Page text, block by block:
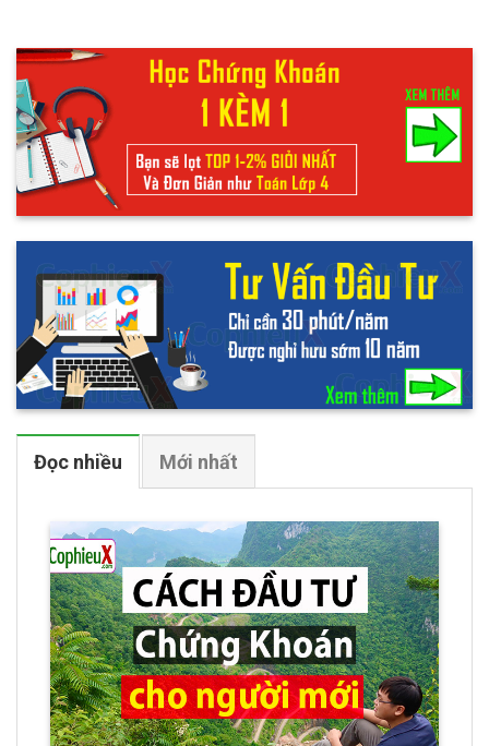
Đọc nhiều Mới nhất